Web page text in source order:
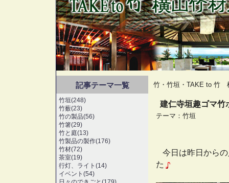
竹・竹垣・TAKE to 竹
建仁寺垣趣ゴマ竹
テーマ： 竹垣
今日は昨日から
た
記事テーマ一覧
竹垣(248)
竹薮(23)
竹の製品(56)
竹箸(29)
竹と庭(13)
竹製品の製作(176)
竹材(72)
茶室(19)
行灯、ライト(14)
イベント(54)